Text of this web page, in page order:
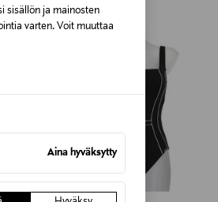
sisällön ja mainosten
varten. Voit muuttaa
Aina hyväksytty